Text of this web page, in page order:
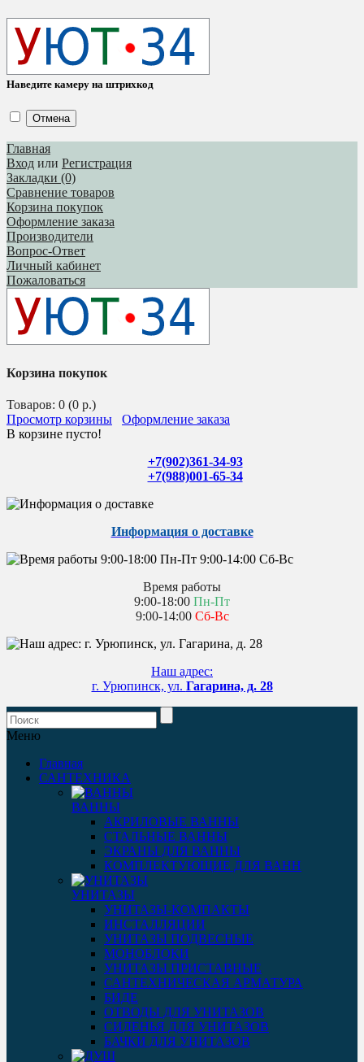
Наведите камеру на штрихкод
Отмена
Главная
Вход или Регистрация
Закладки (0)
Сравнение товаров
Корзина покупок
Оформление заказа
Производители
Вопрос-Ответ
Личный кабинет
Пожаловаться
Корзина покупок
Товаров: 0 (0 р.)
Просмотр корзины
Оформление заказа
В корзине пусто!
+7(902)361-34-93
+7(988)001-65-34
Информация о доставке
Время работы
9:00-18:00 Пн-Пт
9:00-14:00 Сб-Вс
Наш адрес:
г. Урюпинск, ул. Гагарина, д. 28
Меню
Главная
САНТЕХНИКА
ВАННЫ
АКРИЛОВЫЕ ВАННЫ
СТАЛЬНЫЕ ВАННЫ
ЭКРАНЫ ДЛЯ ВАННЫ
КОМПЛЕКТУЮЩИЕ ДЛЯ ВАНН
УНИТАЗЫ
УНИТАЗЫ-КОМПАКТЫ
ИНСТАЛЛЯЦИИ
УНИТАЗЫ ПОДВЕСНЫЕ
МОНОБЛОКИ
УНИТАЗЫ ПРИСТАВНЫЕ
САНТЕХНИЧЕСКАЯ АРМАТУРА
БИДЕ
ОТВОДЫ ДЛЯ УНИТАЗОВ
СИДЕНЬЯ ДЛЯ УНИТАЗОВ
БАЧКИ ДЛЯ УНИТАЗОВ